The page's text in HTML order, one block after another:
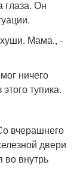
глаза. Он
Мама., -
ничего
тупика.
вчерашнего
двери
во внутрь